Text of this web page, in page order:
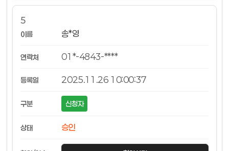
5
송*영
01*-4843-****
2025.11.26 10:00:37
신청자
승인